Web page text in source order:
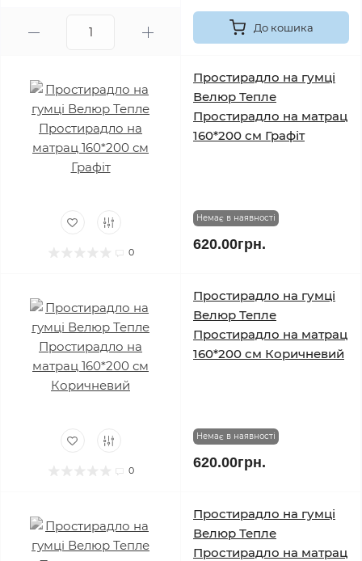
До кошика
0
Простирадло на гумці
Велюр Тепле
Простирадло на матрац
160*200 см Графіт
Немає в наявності
620.00грн.
0
Простирадло на гумці
Велюр Тепле
Простирадло на матрац
160*200 см Коричневий
Немає в наявності
620.00грн.
Простирадло на гумці
Велюр Тепле
Простирадло на матрац